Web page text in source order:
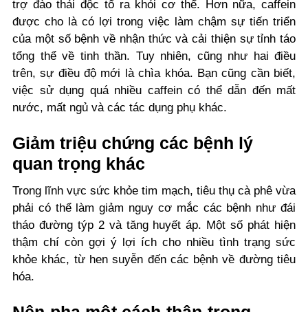
trợ đào thải độc tố ra khỏi cơ thể. Hơn nữa, caffein
được cho là có lợi trong việc làm chậm sự tiến triển
của một số bệnh về nhận thức và cải thiện sự tỉnh táo
tổng thể về tinh thần. Tuy nhiên, cũng như hai điều
trên, sự điều độ mới là chìa khóa. Bạn cũng cần biết,
việc sử dụng quá nhiều caffein có thể dẫn đến mất
nước, mất ngủ và các tác dụng phụ khác.
Giảm triệu chứng các bệnh lý
quan trọng khác
Trong lĩnh vực sức khỏe tim mạch, tiêu thụ cà phê vừa
phải có thể làm giảm nguy cơ mắc các bệnh như đái
tháo đường týp 2 và tăng huyết áp. Một số phát hiện
thậm chí còn gợi ý lợi ích cho nhiều tình trạng sức
khỏe khác, từ hen suyễn đến các bệnh về đường tiêu
hóa.